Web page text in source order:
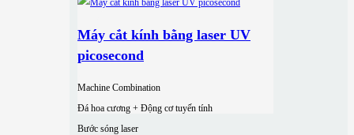
Máy cắt kính bằng laser UV
picosecond
Machine Combination
Đá hoa cương + Động cơ tuyến tính
Bước sóng laser